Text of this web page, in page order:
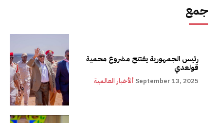
جمع
رئيس الجمهورية يفتتح مشروع محمية
قولعدي
ألأخبار العالمية September 13, 2025